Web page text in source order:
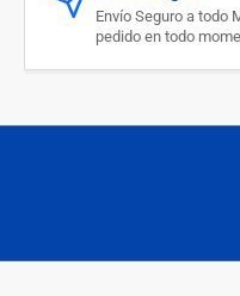
Envío Seguro a todo
pedido en todo